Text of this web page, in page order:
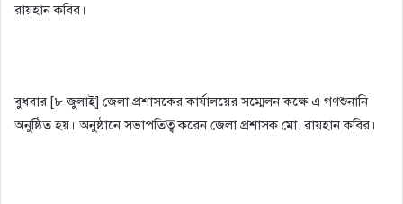
রায়হান কবির।
বুধবার [৮ জুলাই] জেলা প্রশাসকের কার্যালয়ের সম্মেলন কক্ষে এ গণশুনানি
অনুষ্ঠিত হয়। অনুষ্ঠানে সভাপতিত্ব করেন জেলা প্রশাসক মো. রায়হান কবির।